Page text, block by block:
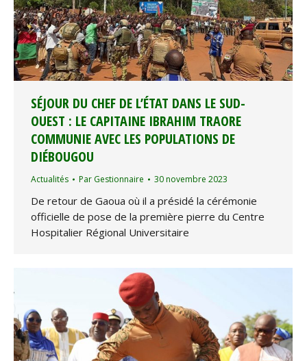
SÉJOUR DU CHEF DE L’ÉTAT DANS LE SUD-
OUEST : LE CAPITAINE IBRAHIM TRAORE
COMMUNIE AVEC LES POPULATIONS DE
DIÉBOUGOU
Actualités Par Gestionnaire 30 novembre 2023
De retour de Gaoua où il a présidé la cérémonie
officielle de pose de la première pierre du Centre
Hospitalier Régional Universitaire